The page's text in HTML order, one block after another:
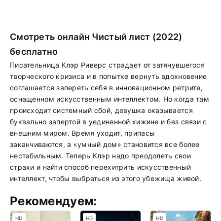
Смотреть онлайн Чистый лист (2022)
бесплатно
Писательница Клэр Риверс страдает от затянувшегося
творческого кризиса и в попытке вернуть вдохновение
соглашается запереть себя в инновационном ретрите,
оснащенном искусственным интеллектом. Но когда там
происходит системный сбой, девушка оказывается
буквально запертой в уединенной хижине и без связи с
внешним миром. Время уходит, припасы
заканчиваются, а «умный дом» становится все более
нестабильным. Теперь Клэр надо преодолеть свои
страхи и найти способ перехитрить искусственный
интеллект, чтобы выбраться из этого убежища живой.
Рекомендуем:
HD HD HD